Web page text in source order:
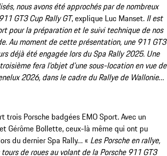
nous avons été approchés par de nombreux
GT3 Cup Rally GT, explique Luc Manset. Il est
pour la préparation et le suivi technique de nos
Au moment de cette présentation, une 911 GT3
déjà été engagée lors du Spa Rally 2025. Une
fera l’objet d’une sous-location en vue de
2026, dans le cadre du Rallye de Wallonie…
trois Porsche badgées EMO Sport. Avec un
Gérôme Bollette, ceux-là même qui ont pu
du dernier Spa Rally… « Les Porsche en rallye,
de roues au volant de la Porsche 911 GT3